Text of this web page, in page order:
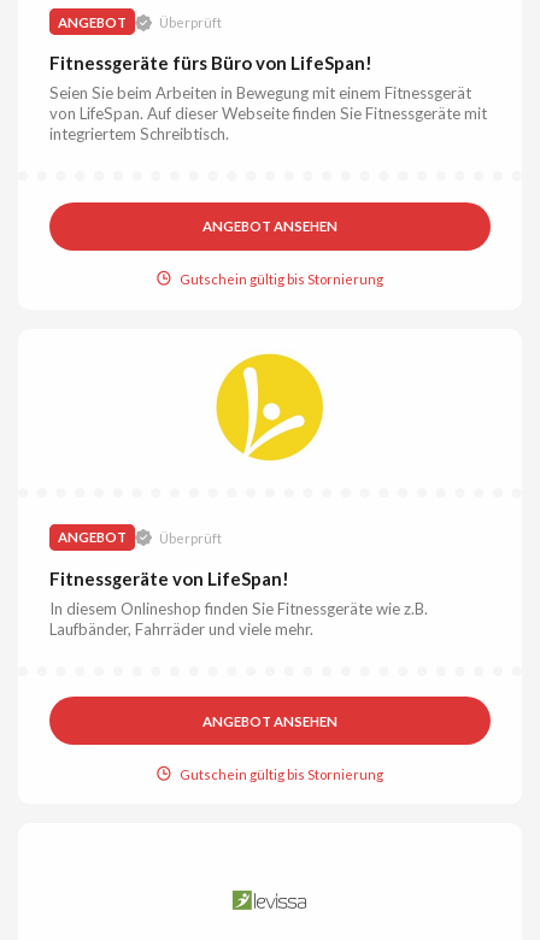
ANGEBOT Überprüft
Fitnessgeräte fürs Büro von LifeSpan!
Seien Sie beim Arbeiten in Bewegung mit einem Fitnessgerät
von LifeSpan. Auf dieser Webseite finden Sie Fitnessgeräte mit
integriertem Schreibtisch.
ANGEBOT ANSEHEN
Gutschein gültig bis Stornierung
ANGEBOT Überprüft
Fitnessgeräte von LifeSpan!
In diesem Onlineshop finden Sie Fitnessgeräte wie z.B.
Laufbänder, Fahrräder und viele mehr.
ANGEBOT ANSEHEN
Gutschein gültig bis Stornierung